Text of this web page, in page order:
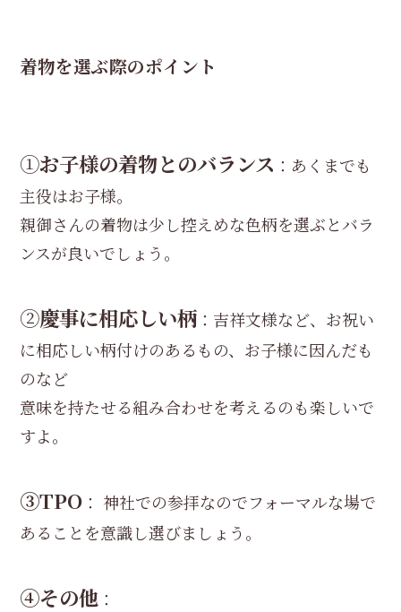
着物を選ぶ際のポイント
①お子様の着物とのバランス ：あくまでも
主役はお子様。
親御さんの着物は少し控えめな色柄を選ぶとバラ
ンスが良いでしょう。
②慶事に相応しい柄 ：吉祥文様など、お祝い
に相応しい柄付けのあるもの、お子様に因んだも
のなど
意味を持たせる組み合わせを考えるのも楽しいで
すよ。
③TPO ： 神社での参拝なのでフォーマルな場で
あることを意識し選びましょう。
④その他 ：